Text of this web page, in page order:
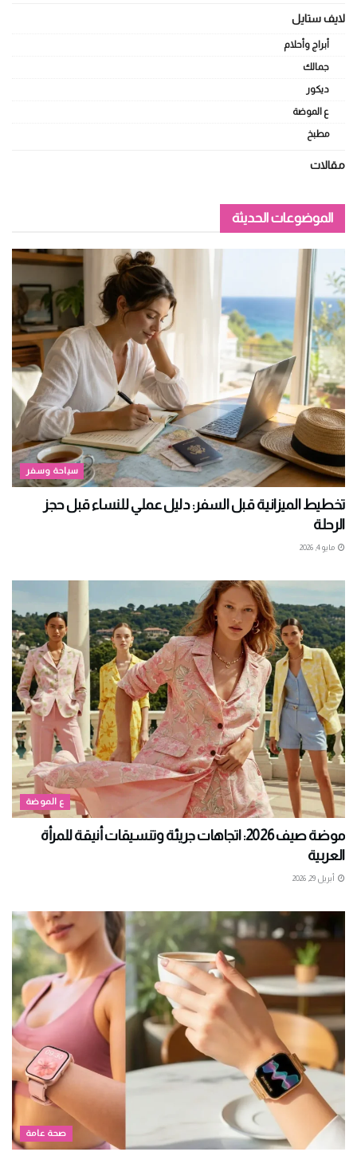
لايف ستايل
أبراج وأحلام
جمالك
ديكور
ع الموضة
مطبخ
مقالات
الموضوعات الحديثة
سياحة وسفر
تخطيط الميزانية قبل السفر: دليل عملي للنساء قبل حجز
الرحلة
مايو 4, 2026
ع الموضة
موضة صيف 2026: اتجاهات جريئة وتنسيقات أنيقة للمرأة
العربية
أبريل 29, 2026
صحة عامة